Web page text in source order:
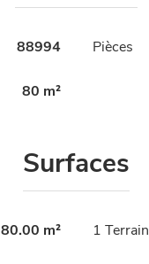
88994 Pièces
80 m²
Surfaces
80.00 m² 1 Terrain